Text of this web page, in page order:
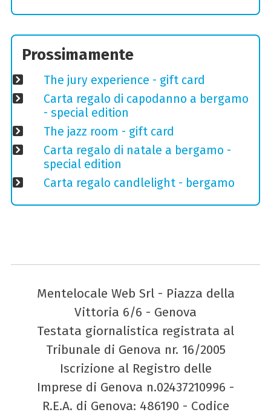
Prossimamente
The jury experience - gift card
Carta regalo di capodanno a bergamo
- special edition
The jazz room - gift card
Carta regalo di natale a bergamo -
special edition
Carta regalo candlelight - bergamo
Mentelocale Web Srl - Piazza della
Vittoria 6/6 - Genova
Testata giornalistica registrata al
Tribunale di Genova nr. 16/2005
Iscrizione al Registro delle
Imprese di Genova n.02437210996 -
R.E.A. di Genova: 486190 - Codice